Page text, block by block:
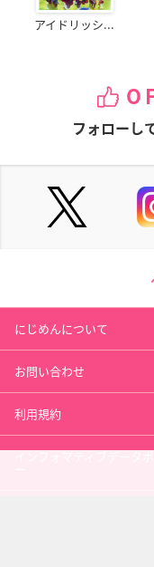
アイドリッシ...
フォローし
にじめんについて
お問い合わせ
利用規約